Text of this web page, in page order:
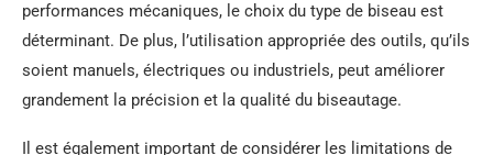
performances mécaniques, le choix du type de biseau est
déterminant. De plus, l’utilisation appropriée des outils, qu’ils
soient manuels, électriques ou industriels, peut améliorer
grandement la précision et la qualité du biseautage.
Il est également important de considérer les limitations de